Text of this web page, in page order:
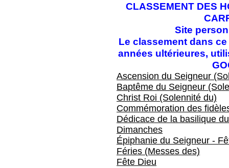
CLASSEMENT DES
Site
Le classement dans
années ultérieures,
Ascension du Seigneur
Baptême du Seigneur
Christ Roi (Solennité du)
Commémoration des
Dédicace de la basilique
Dimanches
Épiphanie du Seigneur -
Féries (Messes des)
Fête Dieu